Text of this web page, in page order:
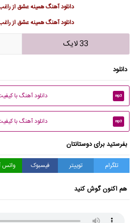
دانلود آهنگ همینه عشق از راغب
دانلود آهنگ همینه عشق از راغب
33 لایک
دانلود
mp3 دانلود آهنگ با کیفیت
mp3 دانلود آهنگ با کیفیت
بفرستید برای دوستانتان
تلگرام توییتر فیسبوک
هم اکنون گوش کنید